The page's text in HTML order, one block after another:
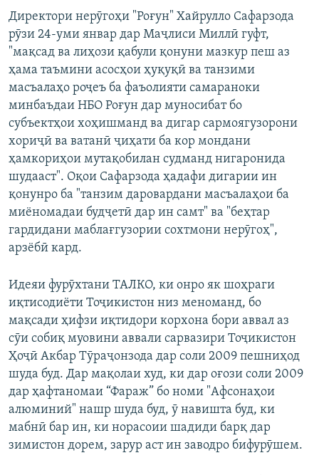
Директори нерӯгоҳи "Роғун" Хайрулло Сафарзода
рӯзи 24-уми январ дар Маҷлиси Миллӣ гуфт,
"мақсад ва лиҳози қабули қонуни мазкур пеш аз
ҳама таъмини асосҳои ҳуқуқӣ ва танзими
масъалаҳо роҷеъ ба фаъолияти самараноки
минбаъдаи НБО Роғун дар муносибат бо
субъектҳои хоҳишманд ва дигар сармоягузорони
хориҷӣ ва ватанӣ ҷиҳати ба кор мондани
ҳамкориҳои мутақобилан судманд нигаронида
шудааст". Оқои Сафарзода ҳадафи дигарии ин
қонунро ба "танзим даровардани масъалаҳои ба
миёномадаи будҷетӣ дар ин самт" ва "беҳтар
гардидани маблағгузории сохтмони нерӯгоҳ",
арзёбӣ кард.
Идеяи фурӯхтани ТАЛКО, ки онро як шоҳраги
иқтисодиёти Тоҷикистон низ меноманд, бо
мақсади ҳифзи иқтидори корхона бори аввал аз
сӯи собиқ муовини аввали сарвазири Тоҷикистон
Ҳоҷӣ Акбар Тӯраҷонзода дар соли 2009 пешниҳод
шуда буд. Дар мақолаи худ, ки дар оғози соли 2009
дар ҳафтаномаи “Фараж” бо номи "Афсонаҳои
алюминий" нашр шуда буд, ӯ навишта буд, ки
мабнӣ бар ин, ки норасоии шадиди барқ дар
зимистон дорем, зарур аст ин заводро бифурӯшем.